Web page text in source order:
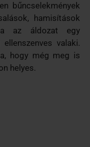
bűncselekmények
hamisítások
az áldozat egy
valaki.
hogy még meg is
helyes.